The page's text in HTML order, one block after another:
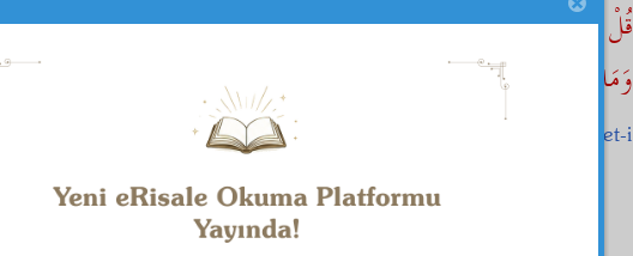
:Birkıyas-ı temsilîyitazammuneden وَقَدْ خَلَقَكُمْ اَطْوَارًا 1 ve قُلْ
يُحْيِيهَا الَّذِۤى اَنْشَأَهَۤا
hem bir ye işaret eden
وَمَا رَبُّكَ
بِظَلاَّمٍ
gibi pek çokâyât-ı kesîre
saadet-i
Birinci KıyasınHülâsa